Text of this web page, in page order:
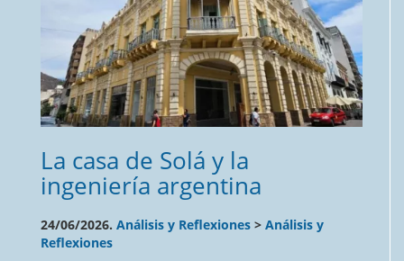
La casa de Solá y la
ingeniería argentina
24/06/2026. Análisis y Reflexiones > Análisis y
Reflexiones